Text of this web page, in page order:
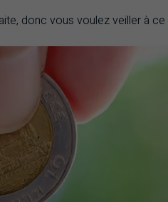
donc vous voulez veiller à ce